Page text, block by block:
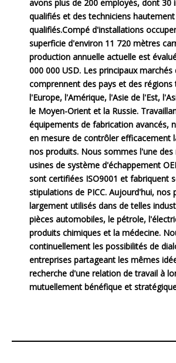
avons plus de 200 employés, dont 30
qualifiés et des techniciens hautement
qualifiés.Compé d'installations
superficie d'environ 11 720 mètres
production annuelle actuelle est
000 000 USD. Les principaux
comprennent des pays et des régions
l'Europe, l'Amérique, l'Asie de l'Est,
le Moyen-Orient et la Russie.
équipements de fabrication avancés,
en mesure de contrôler efficacement
nos produits. Nous sommes l'une des
usines de système d'échappement
sont certifiées ISO9001 et fabriquent
stipulations de PICC. Aujourd'hui, nos
largement utilisés dans de telles
pièces automobiles, le pétrole,
produits chimiques et la médecine.
continuellement les possibilités de
entreprises partageant les mêmes
recherche d'une relation de travail à
mutuellement bénéfique et